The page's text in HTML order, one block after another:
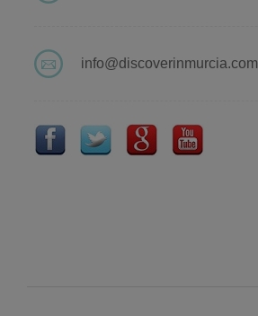
info@discoverinmurcia.com